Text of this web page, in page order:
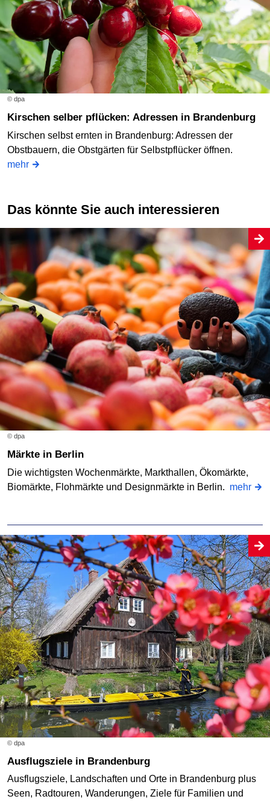
© dpa
Kirschen selber pflücken: Adressen in Brandenburg
Kirschen selbst ernten in Brandenburg: Adressen der
Obstbauern, die Obstgärten für Selbstpflücker öffnen.
mehr
Das könnte Sie auch interessieren
© dpa
Märkte in Berlin
Die wichtigsten Wochenmärkte, Markthallen, Ökomärkte,
Biomärkte, Flohmärkte und Designmärkte in Berlin. mehr
© dpa
Ausflugsziele in Brandenburg
Ausflugsziele, Landschaften und Orte in Brandenburg plus
Seen, Radtouren, Wanderungen, Ziele für Familien und